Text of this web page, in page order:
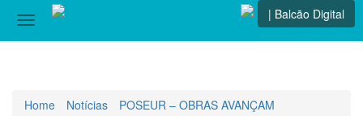
Toggle
navigation
| Balcão Digital
Home Notícias POSEUR – OBRAS AVANÇAM